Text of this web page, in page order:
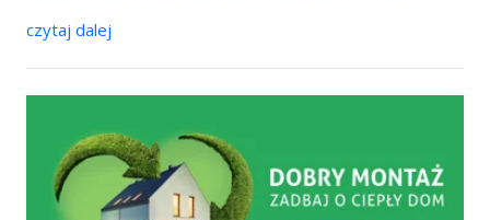
czytaj dalej